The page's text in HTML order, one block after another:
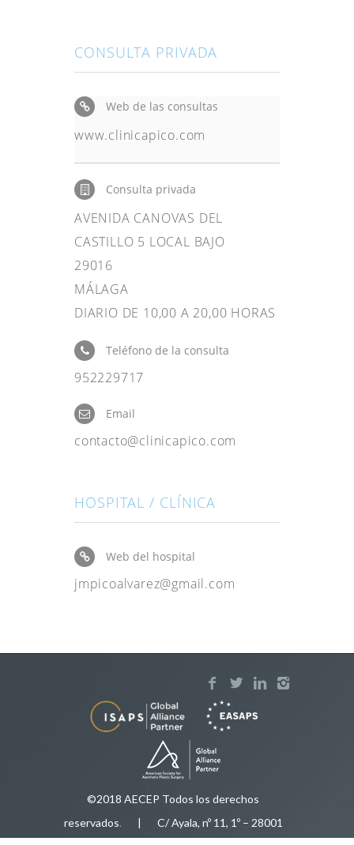
CONSULTA PRIVADA
Web de las consultas
www.clinicapico.com
Consulta privada
AVENIDA CANOVAS DEL
CASTILLO 5 LOCAL BAJO
29016
MÁLAGA
DIARIO DE 10,00 A 20,00 HORAS
Teléfono de la consulta
952229717
Email
contacto@clinicapico.com
HOSPITAL / CLÍNICA
Web del hospital
jmpicoalvarez@gmail.com
©2018 AECEP Todos los derechos
reservados. | C/ Ayala, nº 11, 1º – 28001